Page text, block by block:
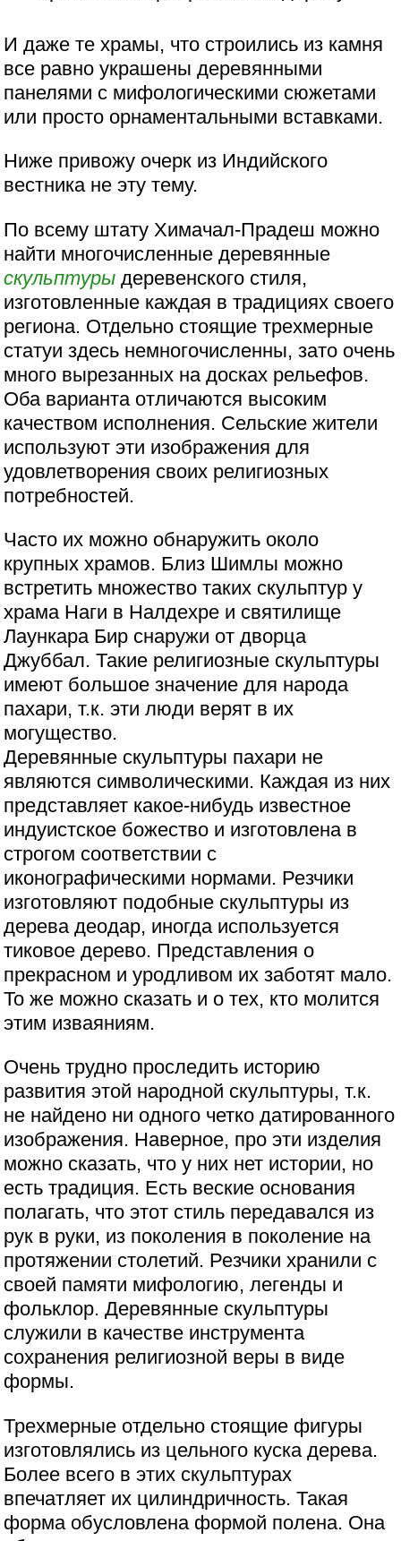
И даже те храмы, что строились из камня
все равно украшены деревянными
панелями с мифологическими сюжетами
или просто орнаментальными вставками.
Ниже привожу очерк из Индийского
вестника не эту тему.
По всему штату Химачал-Прадеш можно
найти многочисленные деревянные
скульптуры деревенского стиля,
изготовленные каждая в традициях своего
региона. Отдельно стоящие трехмерные
статуи здесь немногочисленны, зато очень
много вырезанных на досках рельефов.
Оба варианта отличаются высоким
качеством исполнения. Сельские жители
используют эти изображения для
удовлетворения своих религиозных
потребностей.
Часто их можно обнаружить около
крупных храмов. Близ Шимлы можно
встретить множество таких скульптур у
храма Наги в Налдехре и святилище
Лаункара Бир снаружи от дворца
Джуббал. Такие религиозные скульптуры
имеют большое значение для народа
пахари, т.к. эти люди верят в их
могущество.
Деревянные скульптуры пахари не
являются символическими. Каждая из них
представляет какое-нибудь известное
индуистское божество и изготовлена в
строгом соответствии с
иконографическими нормами. Резчики
изготовляют подобные скульптуры из
дерева деодар, иногда используется
тиковое дерево. Представления о
прекрасном и уродливом их заботят мало.
То же можно сказать и о тех, кто молится
этим изваяниям.
Очень трудно проследить историю
развития этой народной скульптуры, т.к.
не найдено ни одного четко датированного
изображения. Наверное, про эти изделия
можно сказать, что у них нет истории, но
есть традиция. Есть веские основания
полагать, что этот стиль передавался из
рук в руки, из поколения в поколение на
протяжении столетий. Резчики хранили с
своей памяти мифологию, легенды и
фольклор. Деревянные скульптуры
служили в качестве инструмента
сохранения религиозной веры в виде
формы.
Трехмерные отдельно стоящие фигуры
изготовлялись из цельного куска дерева.
Более всего в этих скульптурах
впечатляет их цилиндричность. Такая
форма обусловлена формой полена. Она